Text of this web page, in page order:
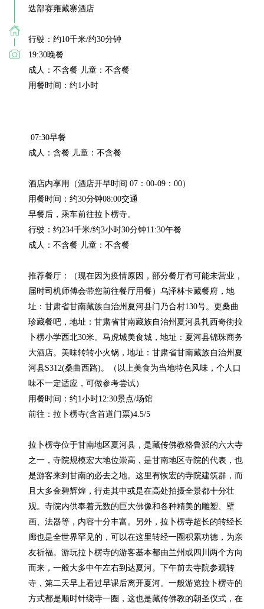
迭部赛雍藏寨酒店
行驶：约10千米/约30分钟
19:30晚餐
成人：不含餐 儿童：不含餐
用餐时间：约1小时
07:30早餐
成人：含餐 儿童：不含餐
酒店内享用（酒店开早时间 07：00-09：00）
用餐时间：约30分钟08:00交通
早餐后，乘车前往拉卜楞寺。
行驶：约234千米/约3小时30分钟11:30午餐
成人：不含餐 儿童：不含餐
推荐餐厅：（现在因为疫情原因，部分餐厅有可能未营业，
届时司机师傅会带您前往餐厅用餐）乌泽林卡藏餐府，地
址：甘肃省甘南藏族自治州夏河县门乃合村130号。更桑曲
珍藏餐吧，地址：甘肃省甘南藏族自治州夏河县扎西奇街拉
卜楞小学西北30米。马虎城美食城，地址：夏河县锦珠商务
大酒店。美味转转小火锅，地址：甘肃省甘南藏族自治州夏
河县S312(桑曲西路)。（以上美食为当地特色风味，个人口
味不一定适应，可做参考尝试）
用餐时间：约1小时12:30景点/场馆
前往：拉卜楞寺(含首道门票)4.5/5
拉卜楞寺位于甘南地区夏河县，是藏传佛教格鲁派的六大寺
之一，寺院规模宏大地位崇高，是甘南地区寺院的代表，也
是游客来到甘南的必去之地。这里有恢宏的寺院建筑群，而
且大多金碧辉煌，行走其中或是在高处拍摄全景都十分壮
观。寺院内供奉着无数的巨大佛像和各种精美的雕塑、壁
画、法器等，内容十分丰富。另外，拉卜楞寺超长的转经长
廊也是全世界罕见的，可以在这里转经一圈积累功德，为亲
友祈福。游玩拉卜楞寺的游客基本都由兰州或四川两个方向
而来，一般大多中午左右到达夏河。下午前去寺院参观转
寺，第二天早上看过早课后离开夏河。一般游览拉卜楞寺的
方式都是顺时针绕寺一圈，这也是藏传佛教的朝圣仪式，在